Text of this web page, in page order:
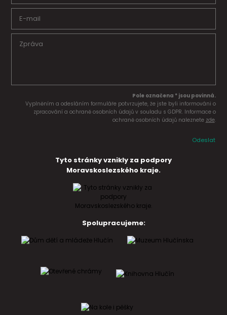
Pole označena * jsou povinná.
Vyplněním a odesláním formuláře potvrzujete, že jste byli informováni o
zpracování a ochraně osobních údajů v souladu s GDPR. Informace o
ochraně osobních údajů naleznete zde.
Odeslat
Tyto stránky vznikly za podpory
Moravskoslezského kraje.
Spolupracujeme: